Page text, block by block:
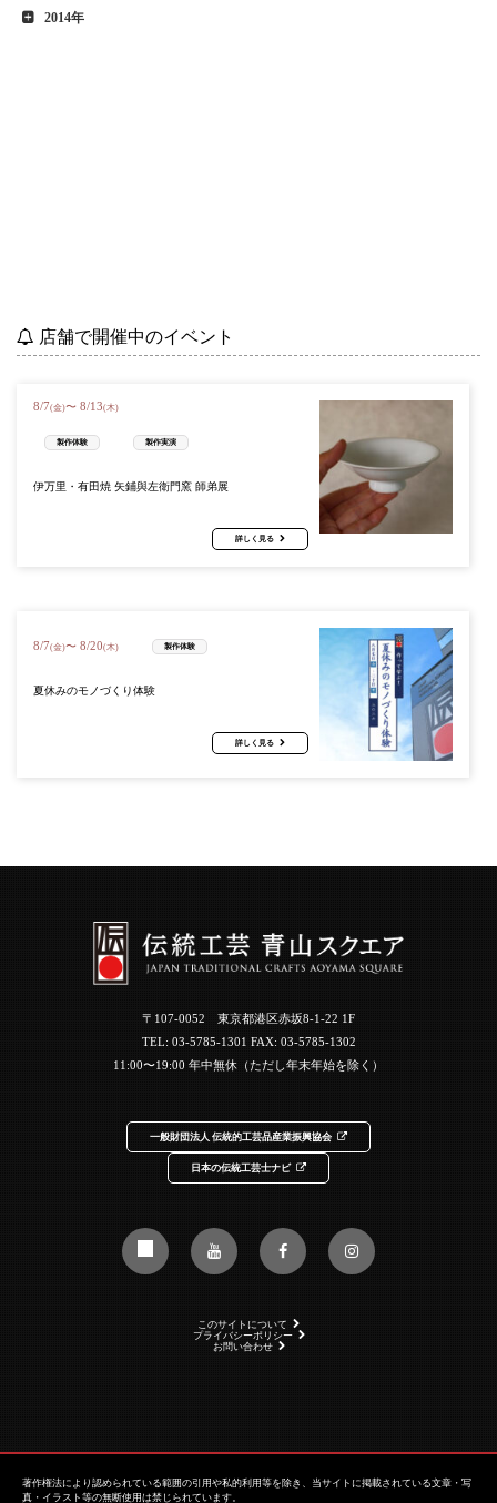
2014年
店舗で開催中のイベント
8/7(金)〜 8/13(木)
製作体験 製作実演
伊万里・有田焼 矢鋪與左衛門窯 師弟展
詳しく見る
8/7(金)〜 8/20(木) 製作体験
夏休みのモノづくり体験
詳しく見る
〒107-0052 東京都港区赤坂8-1-22 1F
TEL: 03-5785-1301 FAX: 03-5785-1302
11:00〜19:00 年中無休（ただし年末年始を除く）
一般財団法人 伝統的工芸品産業振興協会
日本の伝統工芸士ナビ
このサイトについて
プライバシーポリシー
お問い合わせ
著作権法により認められている範囲の引用や私的利用等を除き、当サイトに掲載されている文章・写
真・イラスト等の無断使用は禁じられています。